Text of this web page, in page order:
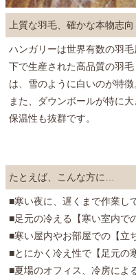
上質な羽毛、確かな本物志向
ハンガリーは世界有数の羽
下で生産された高品質の羽
は、雪のように白いのが特徴
また、ダウンボールが特に
保温性も抜群です。
たとえば、こんな方に…
■寒い夜に、遅くまで作業し
■足元の冷える【寒い室内で
■寒い屋内やお部屋での【立
■とにかく冷え性で【足元の
■夏場のオフィス、冷房によ